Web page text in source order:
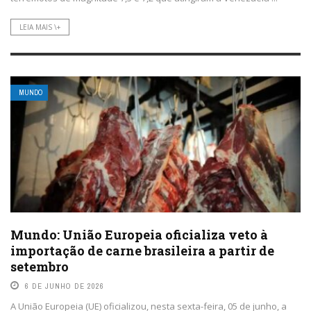
LEIA MAIS \+
MUNDO
Mundo: União Europeia oficializa veto à
importação de carne brasileira a partir de
setembro
6 DE JUNHO DE 2026
A União Europeia (UE) oficializou, nesta sexta-feira, 05 de junho, a